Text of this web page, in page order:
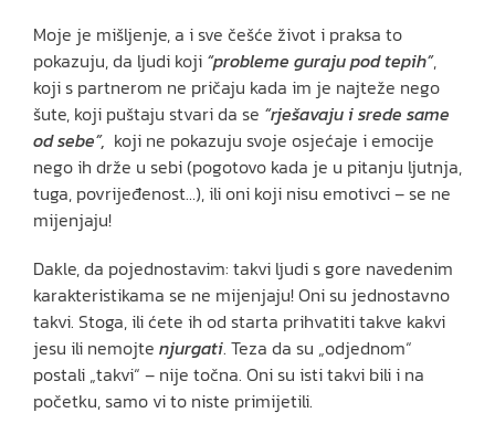
Moje je mišljenje, a i sve češće život i praksa to
pokazuju, da ljudi koji “probleme guraju pod tepih”,
koji s partnerom ne pričaju kada im je najteže nego
šute, koji puštaju stvari da se “rješavaju i srede same
od sebe”, koji ne pokazuju svoje osjećaje i emocije
nego ih drže u sebi (pogotovo kada je u pitanju ljutnja,
tuga, povrijeđenost…), ili oni koji nisu emotivci – se ne
mijenjaju!
Dakle, da pojednostavim: takvi ljudi s gore navedenim
karakteristikama se ne mijenjaju! Oni su jednostavno
takvi. Stoga, ili ćete ih od starta prihvatiti takve kakvi
jesu ili nemojte njurgati. Teza da su „odjednom“
postali „takvi“ – nije točna. Oni su isti takvi bili i na
početku, samo vi to niste primijetili.